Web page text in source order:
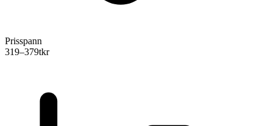
Prisspann
319–379tkr